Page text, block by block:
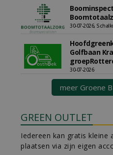
30-07-2026,
Golfbaan
30-07-2026
meer Groene
GREEN OUTLET
Iedereen kan gratis kleine
plaatsen via zijn eigen